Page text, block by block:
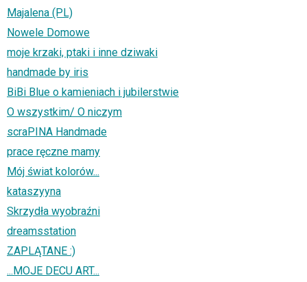
Majalena (PL)
Nowele Domowe
moje krzaki, ptaki i inne dziwaki
handmade by iris
BiBi Blue o kamieniach i jubilerstwie
O wszystkim/ O niczym
scraPINA Handmade
prace ręczne mamy
Mój świat kolorów...
kataszyyna
Skrzydła wyobraźni
dreamsstation
ZAPLĄTANE :)
...MOJE DECU ART...